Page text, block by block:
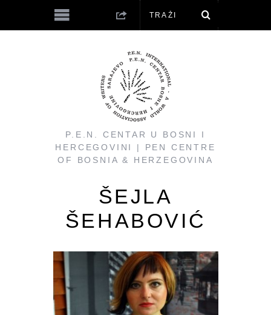
P.E.N. CENTAR U BOSNI I
HERCEGOVINI | PEN CENTRE
OF BOSNIA & HERZEGOVINA
ŠEJLA
ŠEHABOVIĆ